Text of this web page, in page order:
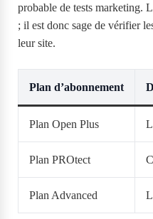
probable de tests marketing.
; il est donc sage de vérifier
leur site.
Plan d’abonnement
Plan Open Plus
Plan PROtect
Plan Advanced